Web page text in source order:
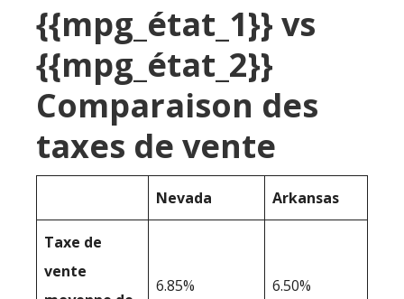
{{mpg_état_1}} vs
{{mpg_état_2}}
Comparaison des
taxes de vente
Nevada Arkansas
Taxe de
vente
6.85% 6.50%